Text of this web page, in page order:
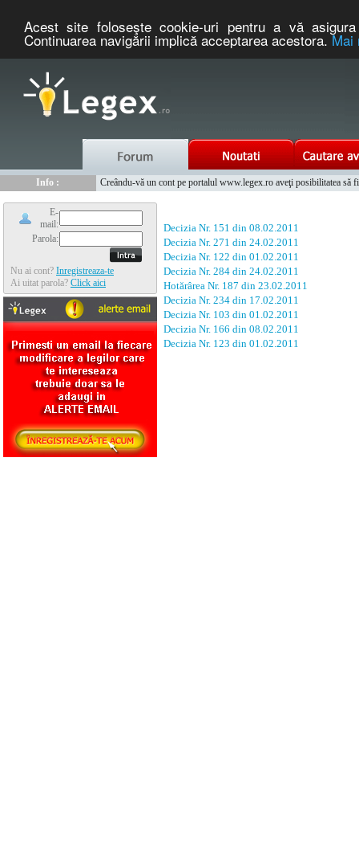
Acest site foloseşte cookie-uri pentru a vă
Continuarea navigării implică acceptarea acestora.Mai
Info :
Creându-vă un cont pe portalul www.legex.ro aveţi posibilitatea să
E-
mail:
Parola:
Nu ai cont? Inregistreaza-te
Ai uitat parola? Click aici
Decizia Nr. 151 din 08.02.2011
Decizia Nr. 271 din 24.02.2011
Decizia Nr. 122 din 01.02.2011
Decizia Nr. 284 din 24.02.2011
Hotărârea Nr. 187 din 23.02.2011
Decizia Nr. 234 din 17.02.2011
Decizia Nr. 103 din 01.02.2011
Decizia Nr. 166 din 08.02.2011
Decizia Nr. 123 din 01.02.2011